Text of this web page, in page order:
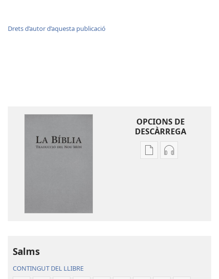
Drets d’autor d’aquesta publicació
OPCIONS DE
DESCÀRREGA
OpcionsOpcions
Salms
CONTINGUT DEL LLIBRE